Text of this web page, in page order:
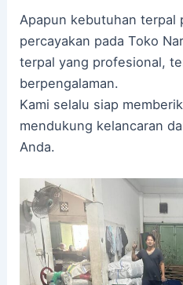
Apapun kebutuhan terpal
percayakan pada Toko
terpal yang profesional,
berpengalaman.
Kami selalu siap
mendukung kelancaran
Anda.